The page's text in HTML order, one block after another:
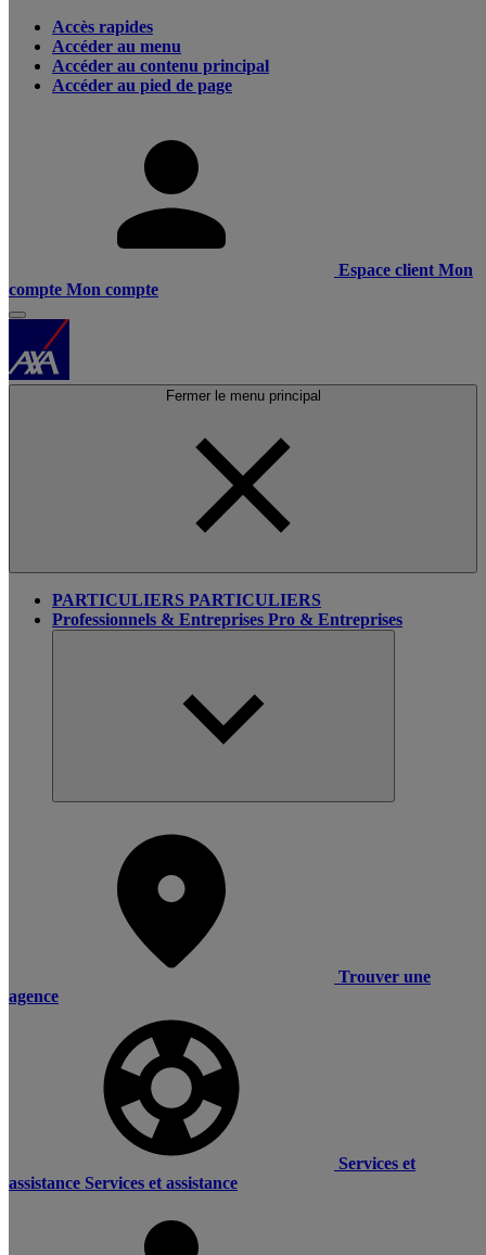
Accès rapides
Accéder au menu
Accéder au contenu principal
Accéder au pied de page
Espace client Mon
compte Mon compte
Fermer le menu principal
PARTICULIERS PARTICULIERS
Professionnels & Entreprises Pro & Entreprises
Trouver une
agence
Services et
assistance Services et assistance